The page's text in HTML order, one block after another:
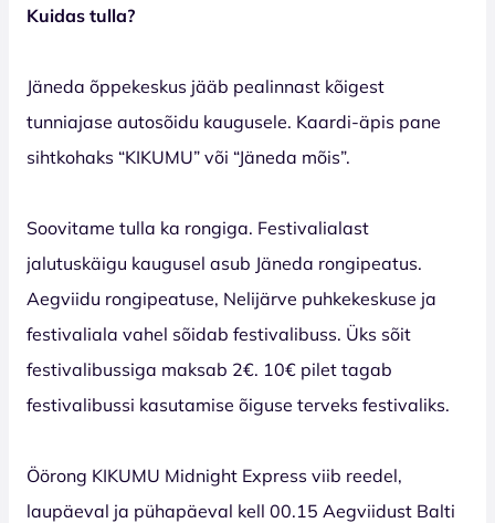
Kuidas tulla?
Jäneda õppekeskus jääb pealinnast kõigest
tunniajase autosõidu kaugusele. Kaardi-äpis pane
sihtkohaks “KIKUMU” või “Jäneda mõis”.
Soovitame tulla ka rongiga. Festivalialast
jalutuskäigu kaugusel asub Jäneda rongipeatus.
Aegviidu rongipeatuse, Nelijärve puhkekeskuse ja
festivaliala vahel sõidab festivalibuss. Üks sõit
festivalibussiga maksab 2€. 10€ pilet tagab
festivalibussi kasutamise õiguse terveks festivaliks.
Öörong KIKUMU Midnight Express viib reedel,
laupäeval ja pühapäeval kell 00.15 Aegviidust Balti